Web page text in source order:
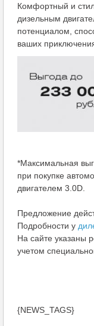
Комфортный и
дизельным
потенциалом,
ваших
*Максимальная
при покупке
двигателем 3.0D.
Предложение
Подробности у
На сайте указаны
учетом
{NEWS_TAGS}